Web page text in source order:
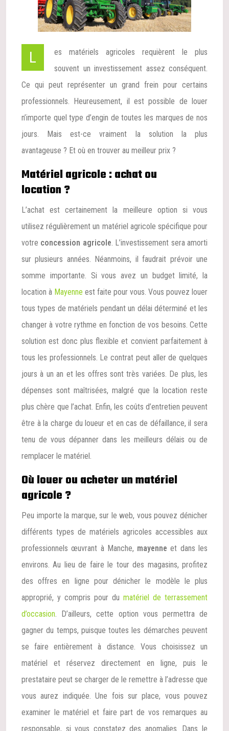
Les matériels agricoles requièrent le plus
souvent un investissement assez conséquent.
Ce qui peut représenter un grand frein pour certains
professionnels. Heureusement, il est possible de louer
n’importe quel type d’engin de toutes les marques de nos
jours. Mais est-ce vraiment la solution la plus
avantageuse ? Et où en trouver au meilleur prix ?
Matériel agricole : achat ou
location ?
L’achat est certainement la meilleure option si vous
utilisez régulièrement un matériel agricole spécifique pour
votre concession agricole. L’investissement sera amorti
sur plusieurs années. Néanmoins, il faudrait prévoir une
somme importante. Si vous avez un budget limité, la
location à Mayenne est faite pour vous. Vous pouvez louer
tous types de matériels pendant un délai déterminé et les
changer à votre rythme en fonction de vos besoins. Cette
solution est donc plus flexible et convient parfaitement à
tous les professionnels. Le contrat peut aller de quelques
jours à un an et les offres sont très variées. De plus, les
dépenses sont maîtrisées, malgré que la location reste
plus chère que l’achat. Enfin, les coûts d’entretien peuvent
être à la charge du loueur et en cas de défaillance, il sera
tenu de vous dépanner dans les meilleurs délais ou de
remplacer le matériel.
Où louer ou acheter un matériel
agricole ?
Peu importe la marque, sur le web, vous pouvez dénicher
différents types de matériels agricoles accessibles aux
professionnels œuvrant à Manche, mayenne et dans les
environs. Au lieu de faire le tour des magasins, profitez
des offres en ligne pour dénicher le modèle le plus
approprié, y compris pour du matériel de terrassement
d’occasion. D’ailleurs, cette option vous permettra de
gagner du temps, puisque toutes les démarches peuvent
se faire entièrement à distance. Vous choisissez un
matériel et réservez directement en ligne, puis le
prestataire peut se charger de le remettre à l’adresse que
vous aurez indiquée. Une fois sur place, vous pouvez
examiner le matériel et faire part de vos remarques au
responsable, si vous constatez des anomalies. Dans le